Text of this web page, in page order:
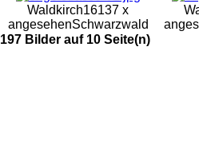
Waldkirch16137 x
angesehenSchwarzwald
197 Bilder auf 10 Seite(n)